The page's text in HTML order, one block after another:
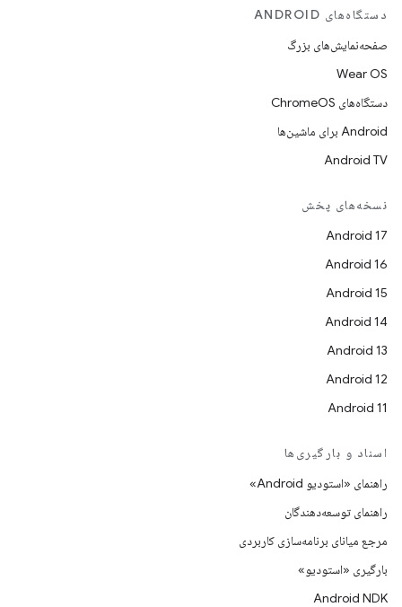
دستگاه‌های ANDROID
صفحه‌نمایش‌های بزرگ
Wear OS
دستگاه‌های ChromeOS
Android برای ماشین‌ها
Android TV
نسخه‌های پخش
Android 17
Android 16
Android 15
Android 14
Android 13
Android 12
Android 11
اسناد و بارگیری‌ها
راهنمای «استودیو Android»
راهنمای توسعه‌دهندگان
مرجع میانای برنامه‌سازی کاربردی
بارگیری «استودیو»
Android NDK